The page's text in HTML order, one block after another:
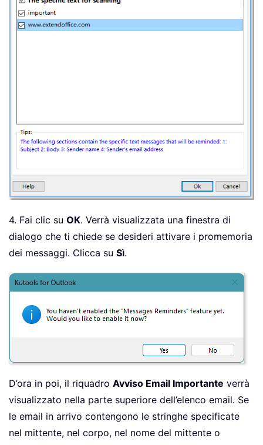
4. Fai clic su OK. Verrà visualizzata una finestra di
dialogo che ti chiede se desideri attivare i promemoria
dei messaggi. Clicca su Sì.
D’ora in poi, il riquadro Avviso Email Importante verrà
visualizzato nella parte superiore dell’elenco email. Se
le email in arrivo contengono le stringhe specificate
nel mittente, nel corpo, nel nome del mittente o